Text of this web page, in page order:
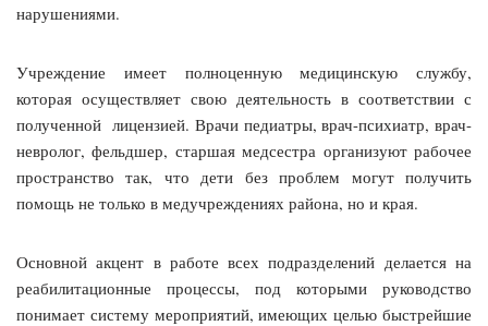
нарушениями.
Учреждение имеет полноценную медицинскую службу,
которая осуществляет свою деятельность в соответствии с
полученной лицензией. Врачи педиатры, врач-психиатр, врач-
невролог, фельдшер, старшая медсестра организуют рабочее
пространство так, что дети без проблем могут получить
помощь не только в медучреждениях района, но и края.
Основной акцент в работе всех подразделений делается на
реабилитационные процессы, под которыми руководство
понимает систему мероприятий, имеющих целью быстрейшие